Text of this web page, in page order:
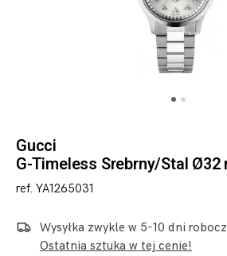
Gucci
G-Timeless Srebrny/Stal Ø32
ref. YA1265031
Wysyłka zwykle w 5-10 dni
Ostatnia sztuka w tej cenie!